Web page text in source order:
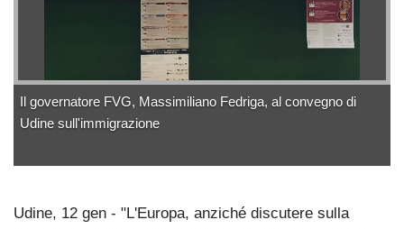
Il governatore FVG, Massimiliano Fedriga, al convegno di
Udine sull'immigrazione
Udine, 12 gen - "L'Europa, anziché discutere sulla